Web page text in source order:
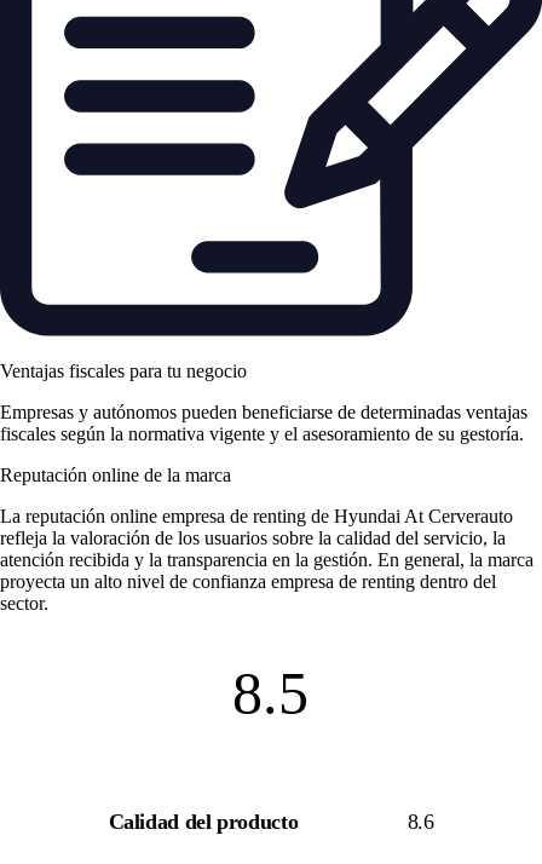
Ventajas fiscales para tu negocio
Empresas y autónomos pueden beneficiarse de determinadas ventajas
fiscales según la normativa vigente y el asesoramiento de su gestoría.
Reputación online de la marca
La reputación online empresa de renting de Hyundai At Cerverauto
refleja la valoración de los usuarios sobre la calidad del servicio, la
atención recibida y la transparencia en la gestión. En general, la marca
proyecta un alto nivel de confianza empresa de renting dentro del
sector.
8.5
Calidad del producto 8.6